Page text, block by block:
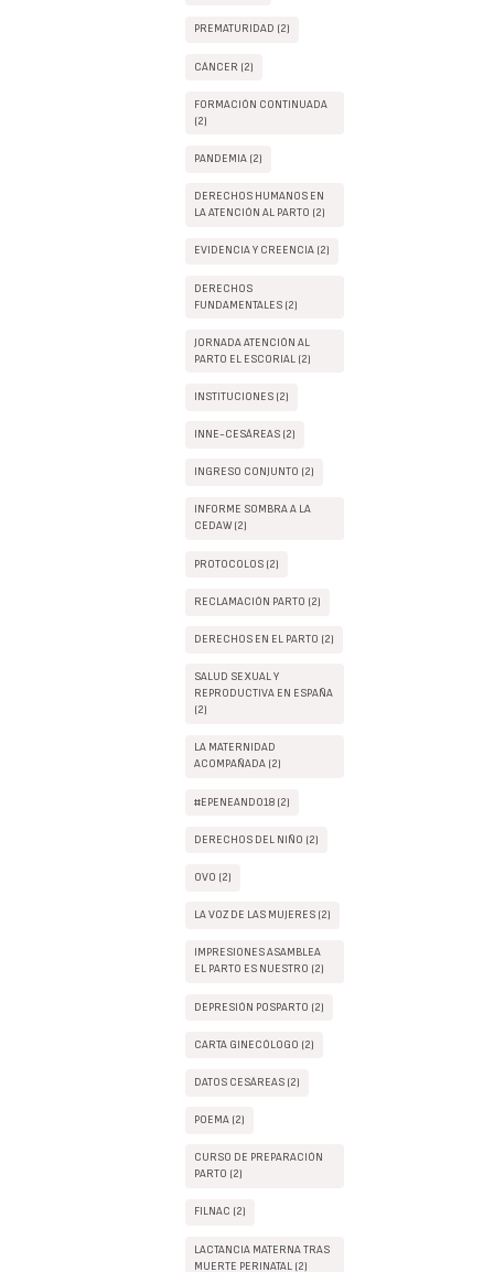
PREMATURIDAD (2)
CÁNCER (2)
FORMACIÓN CONTINUADA
(2)
PANDEMIA (2)
DERECHOS HUMANOS EN
LA ATENCIÓN AL PARTO (2)
EVIDENCIA Y CREENCIA (2)
DERECHOS
FUNDAMENTALES (2)
JORNADA ATENCIÓN AL
PARTO EL ESCORIAL (2)
INSTITUCIONES (2)
INNE-CESÁREAS (2)
INGRESO CONJUNTO (2)
INFORME SOMBRA A LA
CEDAW (2)
PROTOCOLOS (2)
RECLAMACIÓN PARTO (2)
DERECHOS EN EL PARTO (2)
SALUD SEXUAL Y
REPRODUCTIVA EN ESPAÑA
(2)
LA MATERNIDAD
ACOMPAÑADA (2)
#EPENEANDO18 (2)
DERECHOS DEL NIÑO (2)
OVO (2)
LA VOZ DE LAS MUJERES (2)
IMPRESIONES ASAMBLEA
EL PARTO ES NUESTRO (2)
DEPRESIÓN POSPARTO (2)
CARTA GINECÓLOGO (2)
DATOS CESÁREAS (2)
POEMA (2)
CURSO DE PREPARACIÓN
PARTO (2)
FILNAC (2)
LACTANCIA MATERNA TRAS
MUERTE PERINATAL (2)